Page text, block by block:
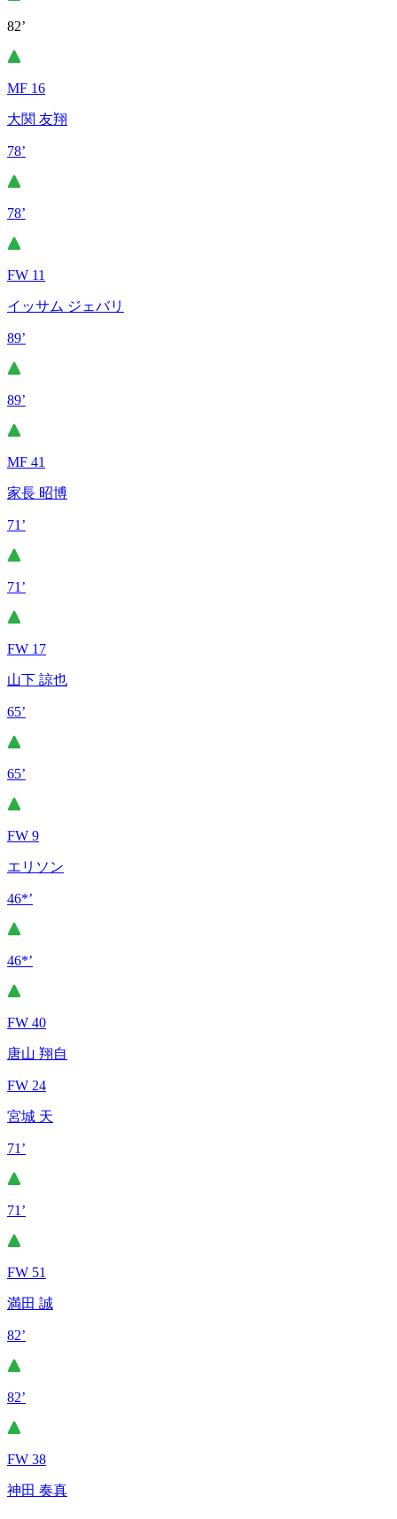
82’
MF 16
大関 友翔
78’
78’
FW 11
イッサム ジェバリ
89’
89’
MF 41
家長 昭博
71’
71’
FW 17
山下 諒也
65’
65’
FW 9
エリソン
46*’
46*’
FW 40
唐山 翔自
FW 24
宮城 天
71’
71’
FW 51
満田 誠
82’
82’
FW 38
神田 奏真